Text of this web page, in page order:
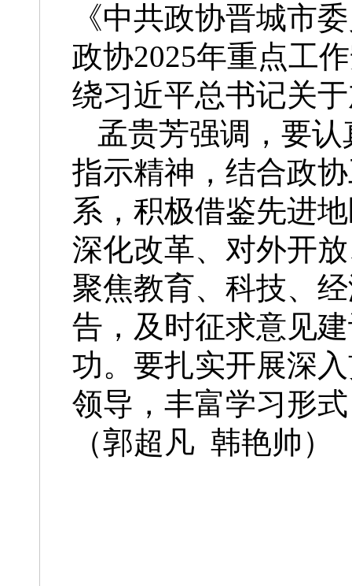
《中共政协晋城市
政协2025年重点工
绕习近平总书记关
孟贵芳强调，要
指示精神，结合政
系，积极借鉴先进
深化改革、对外开
聚焦教育、科技、
告，及时征求意见
功。要扎实开展深
领导，丰富学习形
（郭超凡 韩艳帅）